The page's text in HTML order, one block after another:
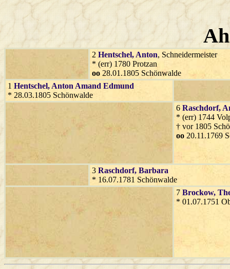
2 Hentschel, Anton, Schneidermeister
* (err) 1780 Protzan
oo 28.01.1805 Schönwalde
1 Hentschel, Anton Amand Edmund
* 28.03.1805 Schönwalde
6 Raschdorf,
* (err) 1744
† vor 1805
oo 20.11.1769
3 Raschdorf, Barbara
* 16.07.1781 Schönwalde
7 Brockow,
* 01.07.1751